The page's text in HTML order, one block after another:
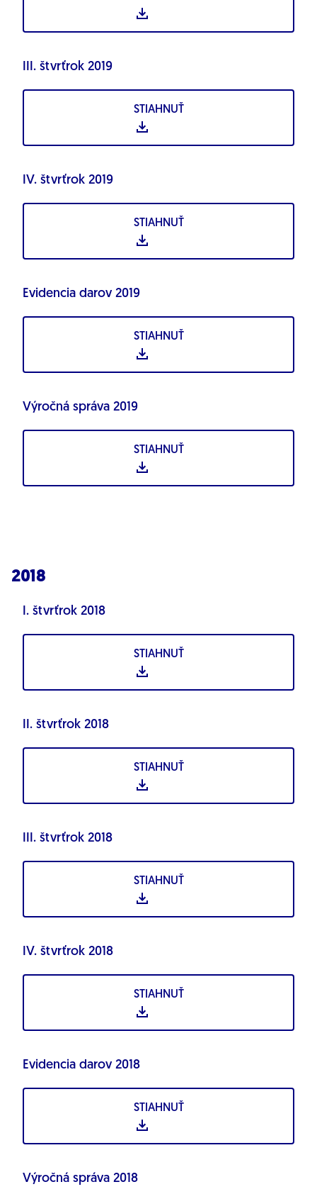
III. štvrťrok 2019
STIAHNUŤ
IV. štvrťrok 2019
STIAHNUŤ
Evidencia darov 2019
STIAHNUŤ
Výročná správa 2019
STIAHNUŤ
2018
I. štvrťrok 2018
STIAHNUŤ
II. štvrťrok 2018
STIAHNUŤ
III. štvrťrok 2018
STIAHNUŤ
IV. štvrťrok 2018
STIAHNUŤ
Evidencia darov 2018
STIAHNUŤ
Výročná správa 2018